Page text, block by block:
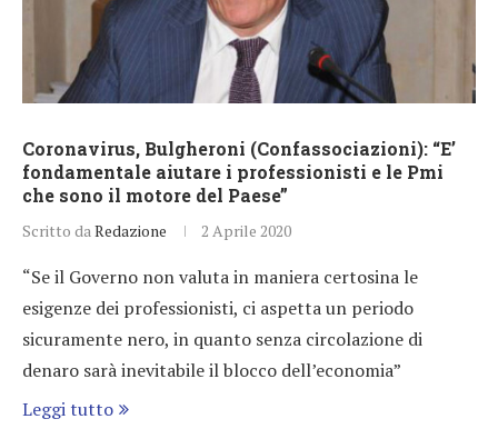
Coronavirus, Bulgheroni (Confassociazioni): “E’
fondamentale aiutare i professionisti e le Pmi
che sono il motore del Paese”
Scritto da Redazione 2 Aprile 2020
“Se il Governo non valuta in maniera certosina le
esigenze dei professionisti, ci aspetta un periodo
sicuramente nero, in quanto senza circolazione di
denaro sarà inevitabile il blocco dell’economia”
Leggi tutto